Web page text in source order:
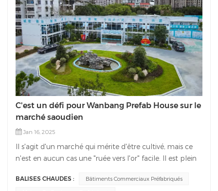
C'est un défi pour Wanbang Prefab House sur le
marché saoudien
Jan 16, 2025
Il s'agit d'un marché qui mérite d'être cultivé, mais ce
n'est en aucun cas une "ruée vers l'or" facile. Il est plein
concurrence internationale est très féroce. C'est une
BALISES CHAUDES : Bâtiments Commerciaux Préfabriqués